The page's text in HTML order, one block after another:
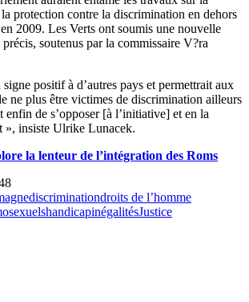
protection contre la discrimination en dehors
2009. Les Verts ont soumis une nouvelle
soutenus par la commissaire V?ra
positif à d’autres pays et permettrait aux
ne plus être victimes de discrimination ailleurs
enfin de s’opposer [à l’initiative] et en la
», insiste Ulrike Lunacek.
la lenteur de l’intégration des Roms
discriminationdroits de l’homme
handicapinégalitésJustice